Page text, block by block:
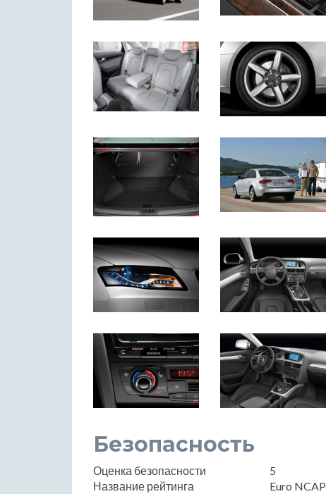
Безопасность
Оценка безопасности
5
Название рейтинга
Euro NCAP